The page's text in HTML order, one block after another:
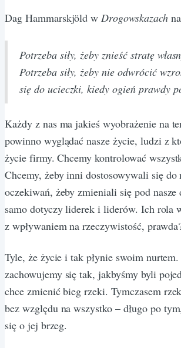
Dag Hammarskjöld w Drogowskazach
Potrzeba siły, żeby znieść stratę
Potrzeba siły, żeby nie odwrócić
się do ucieczki, kiedy ogień prawdy
Każdy z nas ma jakieś wyobrażenie na
powinno wyglądać nasze życie, ludzi z
życie firmy. Chcemy kontrolować
Chcemy, żeby inni dostosowywali się do
oczekiwań, żeby zmieniali się pod nasze
samo dotyczy liderek i liderów. Ich rola
z wpływaniem na rzeczywistość,
Tyle, że życie i tak płynie swoim
zachowujemy się tak, jakbyśmy byli
chce zmienić bieg rzeki. Tymczasem
bez względu na wszystko – długo po
się o jej brzeg.